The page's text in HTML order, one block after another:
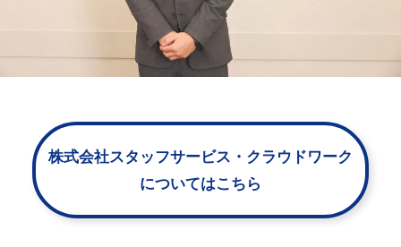
株式会社スタッフサービス・クラウドワーク
についてはこちら